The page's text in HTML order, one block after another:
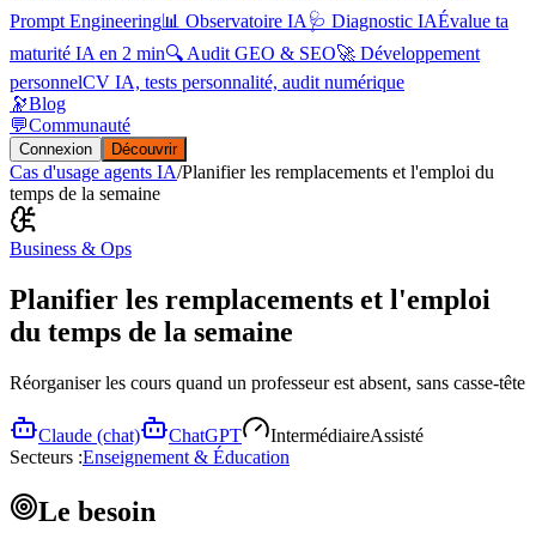
Prompt Engineering📊 Observatoire IA 🩺 Diagnostic IAÉvalue ta
maturité IA en 2 min🔍 Audit GEO & SEO🚀 Développement
personnelCV IA, tests personnalité, audit numérique
🔭Blog
💬Communauté
Connexion Découvrir
Cas d'usage agents IA/Planifier les remplacements et l'emploi du
temps de la semaine
Business & Ops
Planifier les remplacements et l'emploi
du temps de la semaine
Réorganiser les cours quand un professeur est absent, sans casse-tête
Claude (chat) ChatGPT IntermédiaireAssisté
Secteurs :Enseignement & Éducation
Le besoin